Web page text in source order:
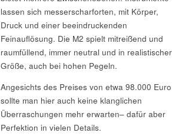
lassen sich messerscharforten, mit Körper,
Druck und einer beeindruckenden
Feinauflösung. Die M2 spielt mitreißend und
raumfüllend, immer neutral und in realistischer
Größe, auch bei hohen Pegeln.
Angesichts des Preises von etwa 98.000 Euro
sollte man hier auch keine klanglichen
Überraschungen mehr erwarten– dafür aber
Perfektion in vielen Details.